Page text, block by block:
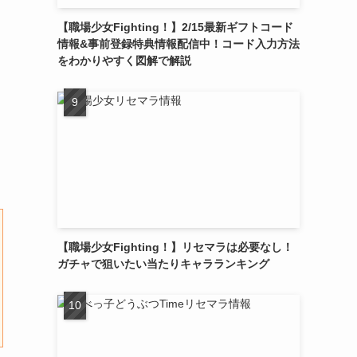
【職場少女Fighting！】2/15最新ギフトコード
情報&事前登録特典情報配信中！コード入力方法
をわかりやすく図解で解説
【職場少女Fighting！】リセマラは必要なし！
ガチャで狙いたい当たりキャラランキング